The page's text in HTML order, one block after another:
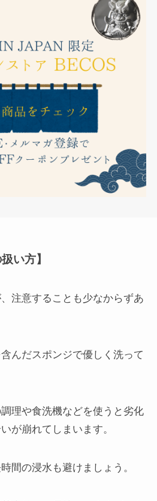
い方】
注意することも少なからずあ
んだスポンジで優しく洗って
理や食洗機などを使うと劣化
が崩れてしまいます。
間の浸水も避けましょう。